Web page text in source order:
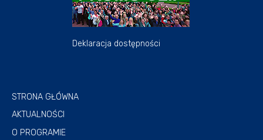
Deklaracja dostępności
STRONA GŁÓWNA
AKTUALNOŚCI
O PROGRAMIE